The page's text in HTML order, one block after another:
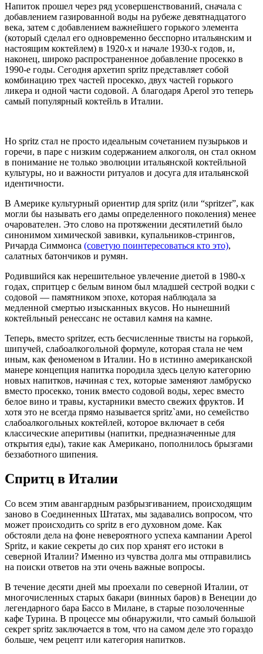
Напиток прошел через ряд усовершенствований, сначала с
добавлением газированной воды на рубеже девятнадцатого
века, затем с добавлением важнейшего горького элемента
(который сделал его одновременно бесспорно итальянским и
настоящим коктейлем) в 1920-х и начале 1930-х годов, и,
наконец, широко распространенное добавление просекко в
1990-е годы. Сегодня архетип spritz представляет собой
комбинацию трех частей просекко, двух частей горького
ликера и одной части содовой. А благодаря Aperol это теперь
самый популярный коктейль в Италии.
Но spritz стал не просто идеальным сочетанием пузырьков и
горечи, в паре с низким содержанием алкоголя, он стал окном
в понимание не только эволюции итальянской коктейльной
культуры, но и важности ритуалов и досуга для итальянской
идентичности.
В Америке культурный ориентир для spritz (или “spritzer”, как
могли бы называть его дамы определенного поколения) менее
очарователен. Это слово на протяжении десятилетий было
синонимом химической завивки, купальников-стрингов,
Ричарда Симмонса (советую поинтересоваться кто это),
салатных батончиков и румян.
Родившийся как нерешительное увлечение диетой в 1980-х
годах, спритцер с белым вином был младшей сестрой водки с
содовой — памятником эпохе, которая наблюдала за
медленной смертью изысканных вкусов. Но нынешний
коктейльный ренессанс не оставил камня на камне.
Теперь, вместо spritzer, есть бесчисленные твисты на горькой,
шипучей, слабоалкогольной формуле, которая стала не чем
иным, как феноменом в Италии. Но в истинно американской
манере концепция напитка породила здесь целую категорию
новых напитков, начиная с тех, которые заменяют ламбруско
вместо просекко, тоник вместо содовой воды, херес вместо
белое вино и травы, кустарники вместо свежих фруктов. И
хотя это не всегда прямо называется spritz`ами, но семейство
слабоалкогольных коктейлей, которое включает в себя
классические аперитивы (напитки, предназначенные для
открытия еды), такие как Американо, пополнилось брызгами
беззаботного шипения.
Спритц в Италии
Со всем этим авангардным разбрызгиванием, происходящим
заново в Соединенных Штатах, мы задавались вопросом, что
может происходить со spritz в его духовном доме. Как
обстояли дела на фоне невероятного успеха кампании Aperol
Spritz, и какие секреты до сих пор хранят его истоки в
северной Италии? Именно из чувства долга мы отправились
на поиски ответов на эти очень важные вопросы.
В течение десяти дней мы проехали по северной Италии, от
многочисленных старых бакари (винных баров) в Венеции до
легендарного бара Бассо в Милане, в старые позолоченные
кафе Турина. В процессе мы обнаружили, что самый большой
секрет spritz заключается в том, что на самом деле это гораздо
больше, чем рецепт или категория напитков.